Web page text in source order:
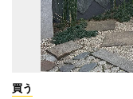
買う